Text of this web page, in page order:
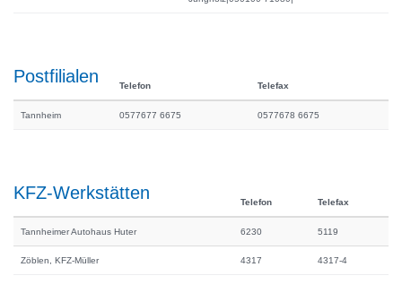
Postfilialen Telefon Telefax
Tannheim 0577677 6675 0577678 6675
KFZ-Werkstätten Telefon Telefax
Tannheimer Autohaus Huter 6230 5119
Zöblen, KFZ-Müller 4317 4317-4